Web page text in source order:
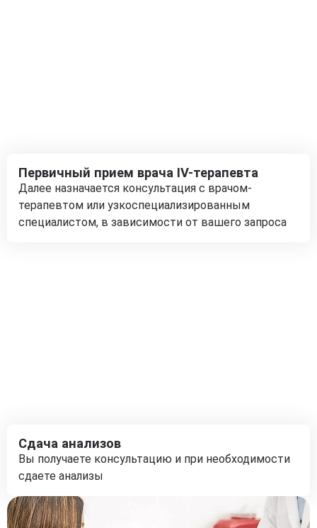
Первичный прием врача IV-терапевта
Далее назначается консультация с врачом-
терапевтом или узкоспециализированным
специалистом, в зависимости от вашего запроса
Сдача анализов
Вы получаете консультацию и при необходимости
сдаете анализы